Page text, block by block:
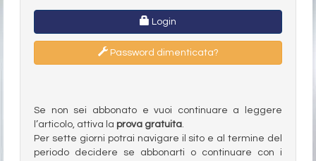
Login
Password dimenticata?
Se non sei abbonato e vuoi continuare a leggere
l’articolo, attiva la prova gratuita.
Per sette giorni potrai navigare il sito e al termine del
periodo decidere se abbonarti o continuare con i